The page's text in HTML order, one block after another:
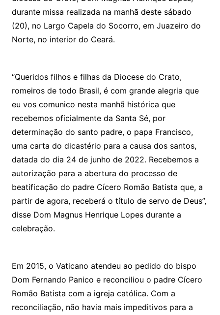
durante missa realizada na manhã deste sábado
(20), no Largo Capela do Socorro, em Juazeiro do
Norte, no interior do Ceará.
“Queridos filhos e filhas da Diocese do Crato,
romeiros de todo Brasil, é com grande alegria que
eu vos comunico nesta manhã histórica que
recebemos oficialmente da Santa Sé, por
determinação do santo padre, o papa Francisco,
uma carta do dicastério para a causa dos santos,
datada do dia 24 de junho de 2022. Recebemos a
autorização para a abertura do processo de
beatificação do padre Cícero Romão Batista que, a
partir de agora, receberá o título de servo de Deus”,
disse Dom Magnus Henrique Lopes durante a
celebração.
Em 2015, o Vaticano atendeu ao pedido do bispo
Dom Fernando Panico e reconciliou o padre Cícero
Romão Batista com a igreja católica. Com a
reconciliação, não havia mais impeditivos para a